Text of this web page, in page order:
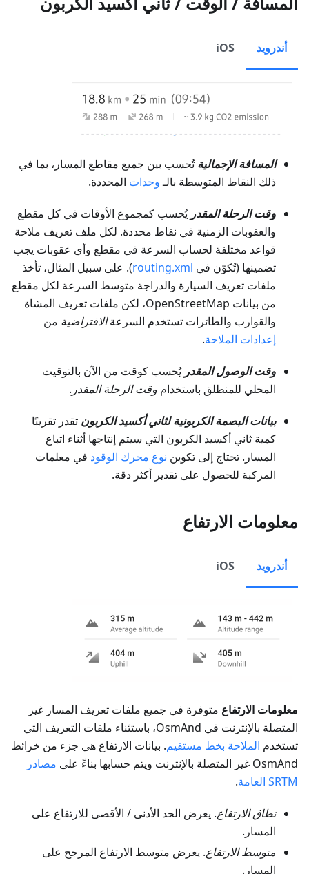
أندرويد iOS
المسافة الإجماليةتُحسب بين جميع مقاطع المسار، بما في
ذلك النقاط المتوسطة بالـوحدات المحددة.
وقت الرحلة المقدر يُحسب كمجموع الأوقات في كل مقطع
والعقوبات الزمنية في نقاط محددة. لكل ملف تعريف ملاحة
قواعد مختلفة لحساب السرعة في مقطع وأي عقوبات يجب
تضمينها (تُكوّن في routing.xml). على سبيل المثال، تأخذ
ملفات تعريف السيارة والدراجة متوسط السرعة لكل مقطع
من بيانات OpenStreetMap، لكن ملفات تعريف المشاة
والقوارب والطائرات تستخدم السرعةالافتراضية من
إعدادات الملاحة.
وقت الوصول المقدر يُحسب كوقت من الآن بالتوقيت
المحلي للمنطلق باستخدام وقت الرحلة المقدر .
بيانات البصمة الكربونية لثاني أكسيد الكربون تقدر تقريبًا
كمية ثاني أكسيد الكربون التي سيتم إنتاجها أثناء اتباع
المسار. تحتاج إلى تكوين نوع محرك الوقود في معلمات
المركبة للحصول على تقدير أكثر دقة.
معلومات الارتفاع
أندرويد iOS
معلومات الارتفاع متوفرة في جميع ملفات تعريف المسار غير
المتصلة بالإنترنت في OsmAnd، باستثناء ملفات التعريف التي
تستخدم الملاحة بخط مستقيم. بيانات الارتفاع هي جزء من خرائط
OsmAnd غير المتصلة بالإنترنت ويتم حسابها بناءً على
مصادر
SRTM العامة
.
نطاق الارتفاع. يعرض الحد الأدنى / الأقصى للارتفاع على
المسار.
متوسط الارتفاع. يعرض متوسط الارتفاع المرجح على
المسار.